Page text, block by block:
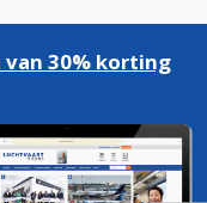
30% korting